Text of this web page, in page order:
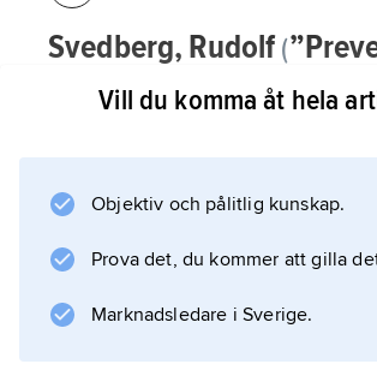
Svedberg, Rudolf(
1910–1992, brottare.
stil, weltervikt. Han vann tolv SM
1956–72.
Vill du komma åt hela
Objektiv och pålitlig kunskap.
Prova det, du kommer att gilla
Marknadsledare i Sverige.